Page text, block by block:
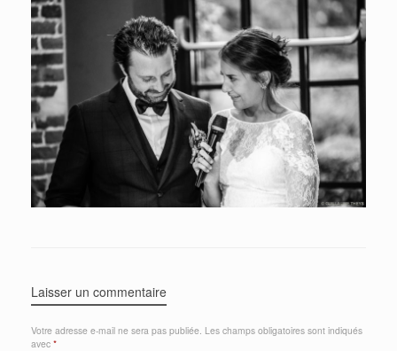
Laisser un commentaire
Votre adresse e-mail ne sera pas publiée. Les champs obligatoires sont indiqués
avec *